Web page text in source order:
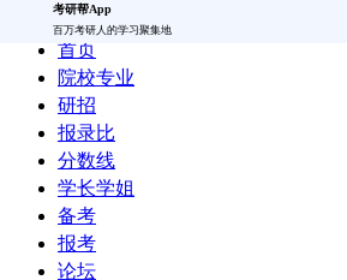
考研帮App
百万考研人的学习聚集地
首页
院校专业
研招
报录比
分数线
学长学姐
备考
报考
论坛